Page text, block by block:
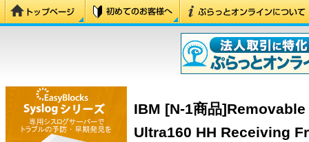
IBM [N-1商品
Ultra160 HH Receiving